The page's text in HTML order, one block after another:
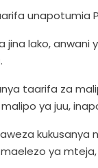
unapotumia
jina lako,
taarifa za
ya juu,
kukusanya
ya